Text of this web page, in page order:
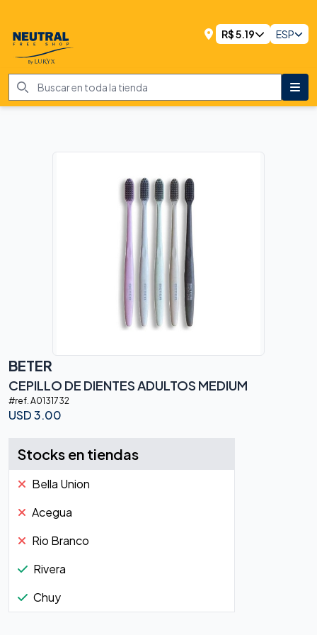
R$5.19 ESP
BETER
CEPILLO DE DIENTES ADULTOS MEDIUM
#ref. A0131732
USD3.00
Stocks en tiendas
Bella Union
Acegua
Rio Branco
Rivera
Chuy